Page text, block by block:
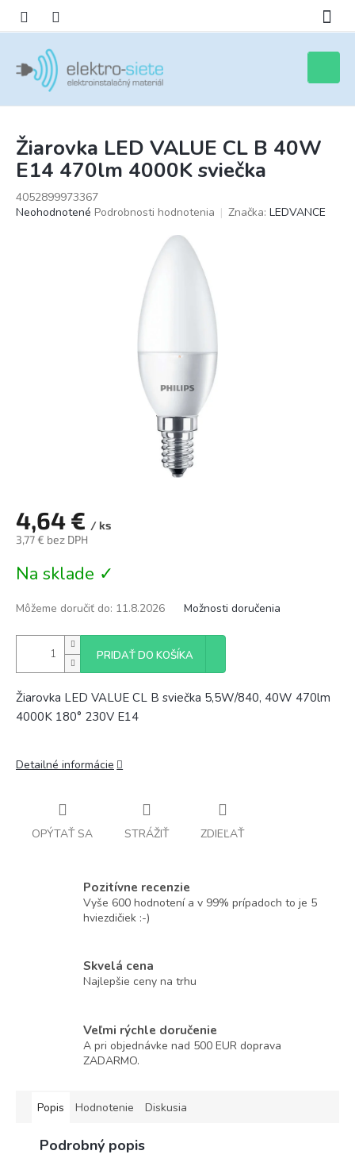
obsah
košík
Žiarovka LED VALUE CL B 40W
E14 470lm 4000K sviečka
4052899973367
Priemerné
Neohodnotené Podrobnosti hodnotenia Značka: LEDVANCE
4,64 € / ks
3,77 € bez DPH
cena:
Na sklade ✓
Môžeme doručiť do: 11.8.2026 Možnosti doručenia
PRIDAŤ DO KOŠÍKA
Žiarovka LED VALUE CL B sviečka 5,5W/840, 40W 470lm
4000K 180° 230V E14
Detailné informácie
OPÝTAŤ SA STRÁŽIŤ ZDIEĽAŤ
Pozitívne recenzie
Vyše 600 hodnotení a v 99% prípadoch to je 5
hviezdičiek :-)
Skvelá cena
Najlepšie ceny na trhu
Veľmi rýchle doručenie
A pri objednávke nad 500 EUR doprava
ZADARMO.
Popis Hodnotenie Diskusia
Podrobný popis